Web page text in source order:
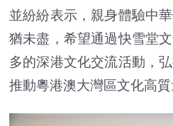
並紛紛表示，親身體驗中
猶未盡，希望通過快雪堂
多的深港文化交流活動，
推動粵港澳大灣區文化高質